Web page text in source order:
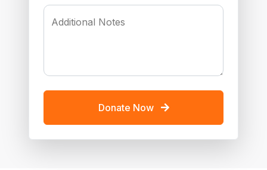
Additional Notes
Donate Now